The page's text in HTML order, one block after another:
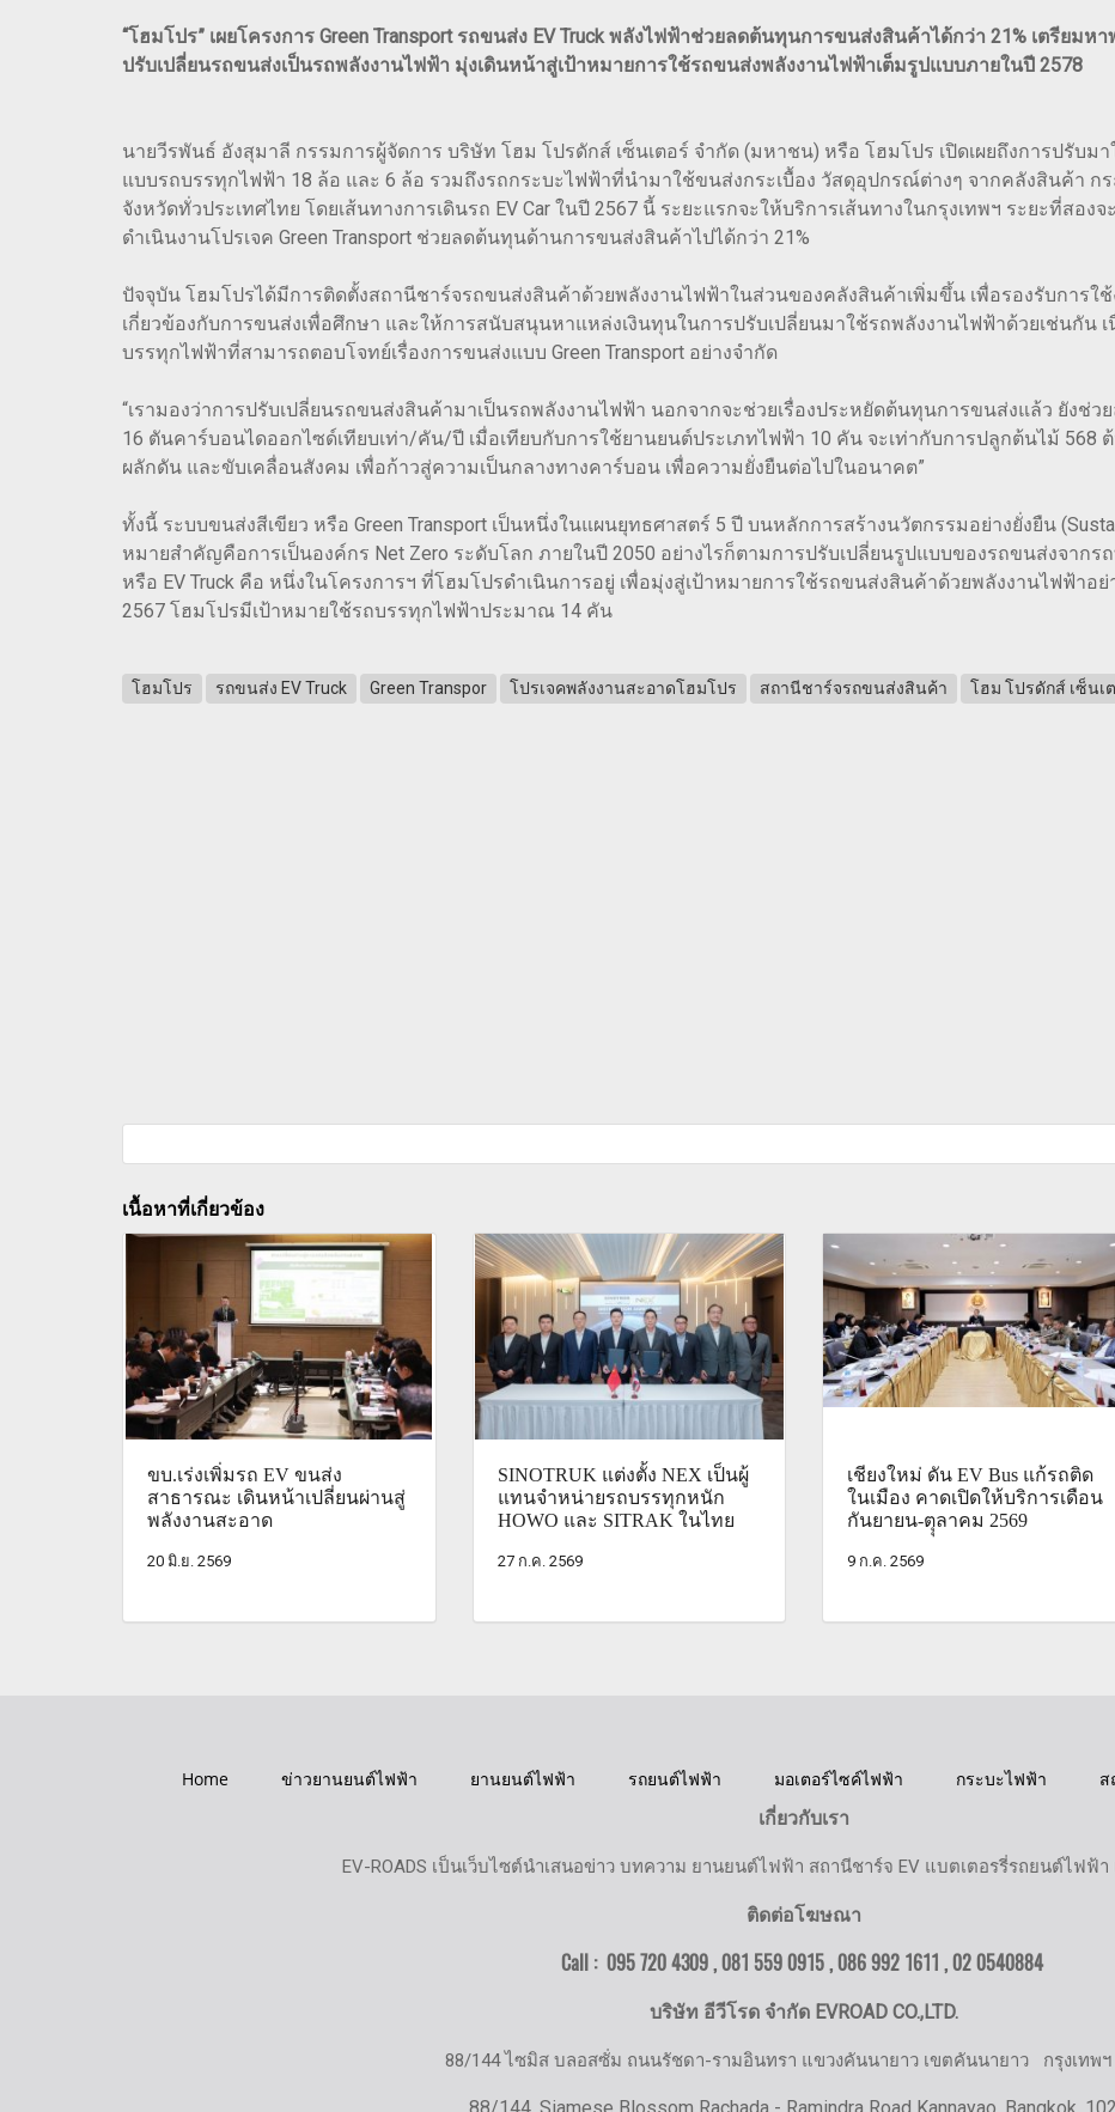
“โฮมโปร” เผยโครงการ Green Transport รถขนส่ง EV Truck พลังไฟฟ้าช่วยลดต้นทุนการขนส่งสินค้าได้กว่า 21% เตรีย
ปรับเปลี่ยนรถขนส่งเป็นรถพลังงานไฟฟ้า มุ่งเดินหน้าสู่เป้าหมายการใช้รถขนส่งพลังงานไฟฟ้าเต็มรูปแบบภายในปี 2578
นายวีรพันธ์ อังสุมาลี กรรมการผู้จัดการ บริษัท โฮม โปรดักส์ เซ็นเตอร์ จำกัด (มหาชน) หรือ โฮมโปร เปิดเผยถึงการปรับ
แบบรถบรรทุกไฟฟ้า 18 ล้อ และ 6 ล้อ รวมถึงรถกระบะไฟฟ้าที่นำมาใช้ขนส่งกระเบื้อง วัสดุอุปกรณ์ต่างๆ จากคลังสินค้า ก
จังหวัดทั่วประเทศไทย โดยเส้นทางการเดินรถ EV Car ในปี 2567 นี้ ระยะแรกจะให้บริการเส้นทางในกรุงเทพฯ ระยะที่สอ
ดำเนินงานโปรเจค Green Transport ช่วยลดต้นทุนด้านการขนส่งสินค้าไปได้กว่า 21%
ปัจจุบัน โฮมโปรได้มีการติดตั้งสถานีชาร์จรถขนส่งสินค้าด้วยพลังงานไฟฟ้าในส่วนของคลังสินค้าเพิ่มขึ้น เพื่อรองรับการใ
เกี่ยวข้องกับการขนส่งเพื่อศึกษา และให้การสนับสนุนหาแหล่งเงินทุนในการปรับเปลี่ยนมาใช้รถพลังงานไฟฟ้าด้วยเช่นกัน
บรรทุกไฟฟ้าที่สามารถตอบโจทย์เรื่องการขนส่งแบบ Green Transport อย่างจำกัด
“เรามองว่าการปรับเปลี่ยนรถขนส่งสินค้ามาเป็นรถพลังงานไฟฟ้า นอกจากจะช่วยเรื่องประหยัดต้นทุนการขนส่งแล้ว ยังช่
16 ตันคาร์บอนไดออกไซด์เทียบเท่า/คัน/ปี เมื่อเทียบกับการใช้ยานยนต์ประเภทไฟฟ้า 10 คัน จะเท่ากับการปลูกต้นไม้ 568
ผลักดัน และขับเคลื่อนสังคม เพื่อก้าวสู่ความเป็นกลางทางคาร์บอน เพื่อความยั่งยืนต่อไปในอนาคต”
ทั้งนี้ ระบบขนส่งสีเขียว หรือ Green Transport เป็นหนึ่งในแผนยุทธศาสตร์ 5 ปี บนหลักการสร้างนวัตกรรมอย่างยั่งยืน
หมายสำคัญคือการเป็นองค์กร Net Zero ระดับโลก ภายในปี 2050 อย่างไรก็ตามการปรับเปลี่ยนรูปแบบของรถขนส่งจาก
หรือ EV Truck คือ หนึ่งในโครงการฯ ที่โฮมโปรดำเนินการอยู่ เพื่อมุ่งสู่เป้าหมายการใช้รถขนส่งสินค้าด้วยพลังงานไฟฟ้า
2567 โฮมโปรมีเป้าหมายใช้รถบรรทุกไฟฟ้าประมาณ 14 คัน
โฮมโปร รถขนส่ง EV Truck Green Transpor โปรเจคพลังงานสะอาดโฮมโปร สถานีชาร์จรถขนส่งสินค้า โฮม โปรดักส์ เซ็นเ
เนื้อหาที่เกี่ยวข้อง
ขบ.เร่งเพิ่มรถ EV ขนส่ง
สาธารณะ เดินหน้าเปลี่ยนผ่านสู่
พลังงานสะอาด
20 มิ.ย. 2569
SINOTRUK แต่งตั้ง NEX เป็นผู้
แทนจำหน่ายรถบรรทุกหนัก
HOWO และ SITRAK ในไทย
27 ก.ค. 2569
เชียงใหม่ ดัน EV Bus แก้รถติด
ในเมือง คาดเปิดให้บริการเดือน
กันยายน-ตุุลาคม 2569
9 ก.ค. 2569
Home ข่าวยานยนต์ไฟฟ้า ยานยนต์ไฟฟ้า รถยนต์ไฟฟ้า มอเตอร์ไซค์ไฟฟ้า กระบะไฟฟ้า ส
เกี่ยวกับเรา
EV-ROADS เป็นเว็บไซต์นำเสนอข่าว บทความ ยานยนต์ไฟฟ้า สถานีชาร์จ EV แบตเตอรรี่รถยนต์ไฟฟ้
ติดต่อโฆษณา
Call : 095 720 4309 , 081 559 0915 , 086 992 1611 ,02 0540884
บริษัท อีวีโรด จำกัด EVROAD CO.,LTD.
88/144 ไซมิส บลอสซั่ม ถนนรัชดา-รามอินทรา แขวงคันนายาว เขตคันนายาว กรุงเทพ
88/144, Siamese Blossom Rachada - Ramindra Road Kannayao, Bangkok,